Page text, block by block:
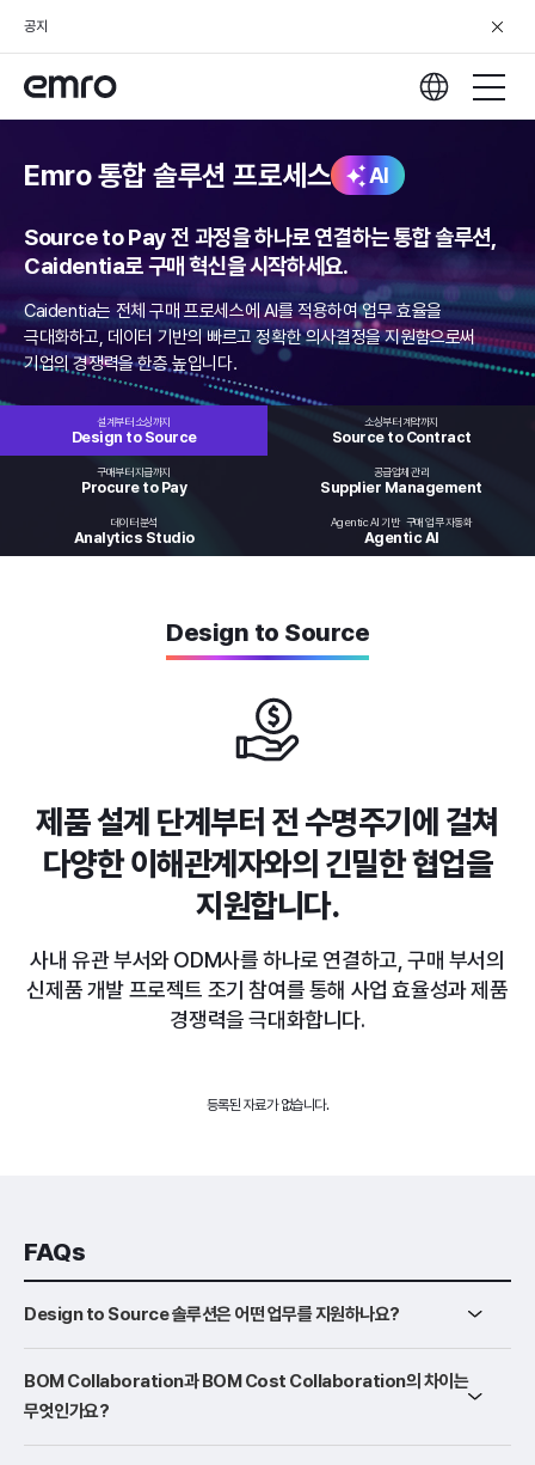
공지
Emro 통합 솔루션 프로세스 AI
Source to Pay 전 과정을 하나로 연결하는 통합 솔루션,
Caidentia로 구매 혁신을 시작하세요.
Caidentia는 전체 구매 프로세스에 AI를 적용하여 업무 효율을
극대화하고, 데이터 기반의 빠르고 정확한 의사결정을 지원함으로써
기업의 경쟁력을 한층 높입니다.
설계부터 소싱까지
Design to Source
소싱부터 계약까지
Source to Contract
구매부터 지급까지
Procure to Pay
공급업체 관리
Supplier Management
데이터 분석
Analytics Studio
Agentic AI 기반 구매 업무 자동화
Agentic AI
Design to Source
제품 설계 단계부터 전 수명주기에 걸쳐
다양한 이해관계자와의 긴밀한 협업을
지원합니다.
사내 유관 부서와 ODM사를 하나로 연결하고, 구매 부서의
신제품 개발 프로젝트 조기 참여를 통해 사업 효율성과 제품
경쟁력을 극대화합니다.
등록된 자료가 없습니다.
FAQs
Design to Source 솔루션은 어떤 업무를 지원하나요?
BOM Collaboration과 BOM Cost Collaboration의 차이는
무엇인가요?